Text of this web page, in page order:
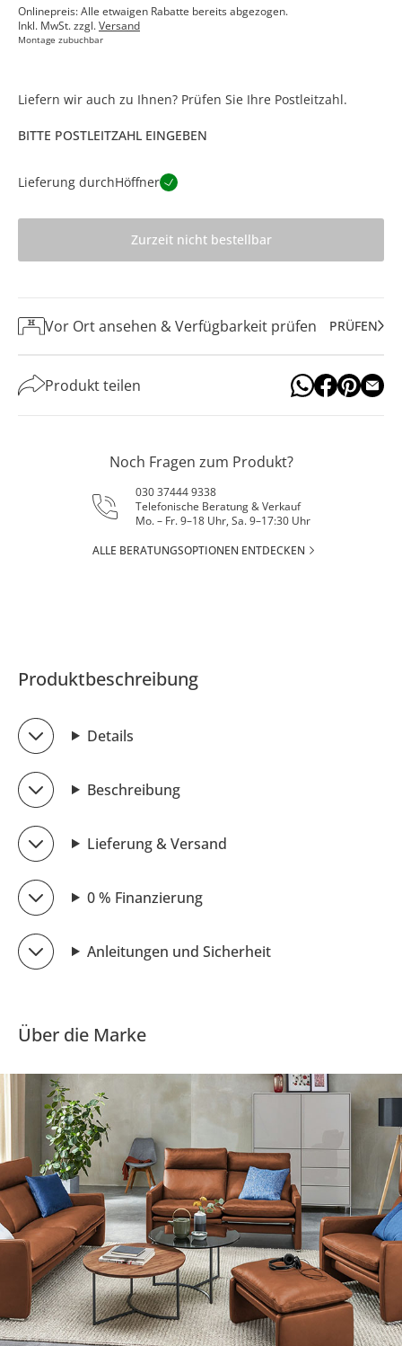
Onlinepreis: Alle etwaigen Rabatte bereits abgezogen.
Inkl. MwSt. zzgl.Versand
Montage zubuchbar
Liefern wir auch zu Ihnen? Prüfen Sie Ihre Postleitzahl.
BITTE POSTLEITZAHL EINGEBEN
Lieferung durchHöffner
Zurzeit nicht bestellbar
Vor Ort ansehen & Verfügbarkeit prüfen PRÜFEN
Produkt teilen
Noch Fragen zum Produkt?
030 37444 9338
Telefonische Beratung & Verkauf
Mo. – Fr. 9–18 Uhr, Sa. 9–17:30 Uhr
ALLE BERATUNGSOPTIONEN ENTDECKEN
Produktbeschreibung
Details
Beschreibung
Lieferung & Versand
0 % Finanzierung
Anleitungen und Sicherheit
Über die Marke